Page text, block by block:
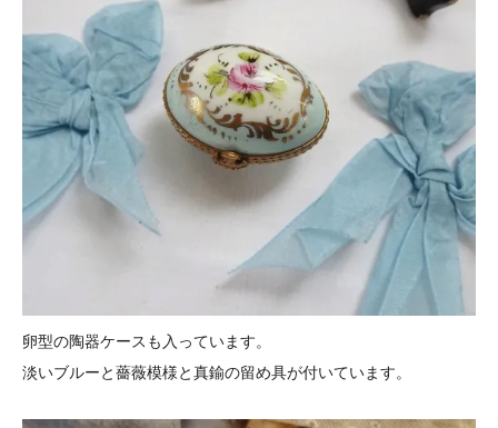
卵型の陶器ケースも入っています。
淡いブルーと薔薇模様と真鍮の留め具が付いています。